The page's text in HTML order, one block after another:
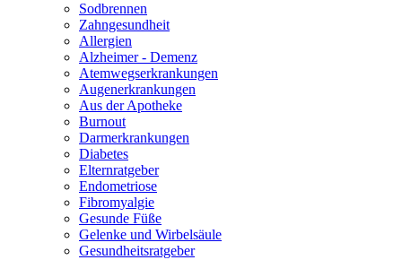
Sodbrennen
Zahngesundheit
Allergien
Alzheimer - Demenz
Atemwegserkrankungen
Augenerkrankungen
Aus der Apotheke
Burnout
Darmerkrankungen
Diabetes
Elternratgeber
Endometriose
Fibromyalgie
Gesunde Füße
Gelenke und Wirbelsäule
Gesundheitsratgeber